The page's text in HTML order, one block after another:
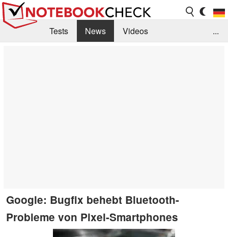
Tests News
Videos
...
Google: Bugfix behebt Bluetooth-
Probleme von Pixel-Smartphones